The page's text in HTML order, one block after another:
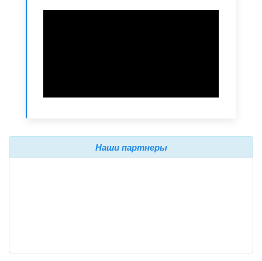
Наши партнеры